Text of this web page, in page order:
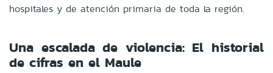
hospitales y de atención primaria de toda la región.
Una escalada de violencia: El historial
de cifras en el Maule